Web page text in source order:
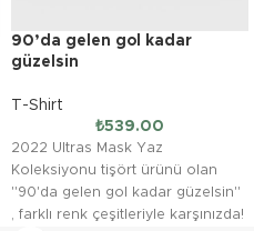
90’da gelen gol kadar
güzelsin
T-Shirt
₺539.00
2022 Ultras Mask Yaz
Koleksiyonu tişört ürünü olan
''90'da gelen gol kadar güzelsin''
, farklı renk çeşitleriyle karşınızda!